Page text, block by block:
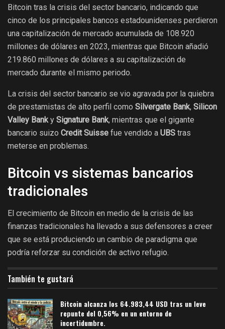
Bitcoin tras la crisis del sector bancario, indicando que
cinco de los principales bancos estadounidenses perdieron
una capitalización de mercado acumulada de 108.920
millones de dólares en 2023, mientras que Bitcoin añadió
219.860 millones de dólares a su capitalización de
mercado durante el mismo periodo.
La crisis del sector bancario se vio agravada por la quiebra
de prestamistas de alto perfil como Silvergate Bank, Silicon
Valley Banky Signature Bank, mientras que el gigante
bancario suizo Credit Suisse fue vendido a UBS tras
meterse en problemas.
Bitcoin vs sistemas bancarios
tradicionales
El crecimiento de Bitcoin en medio de la crisis de las
finanzas tradicionales ha llevado a sus defensores a creer
que se está produciendo un cambio de paradigma que
podría reforzar su condición de activo refugio.
También te gustará
Bitcoin alcanza los 64.983,44 USD tras un leve
repunte del 0,56% en un entorno de
incertidumbre.